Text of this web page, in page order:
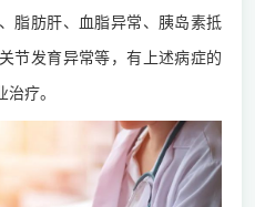
脂肪肝、血脂异常、胰岛素抵
节发育异常等，有上述病症的
疗。